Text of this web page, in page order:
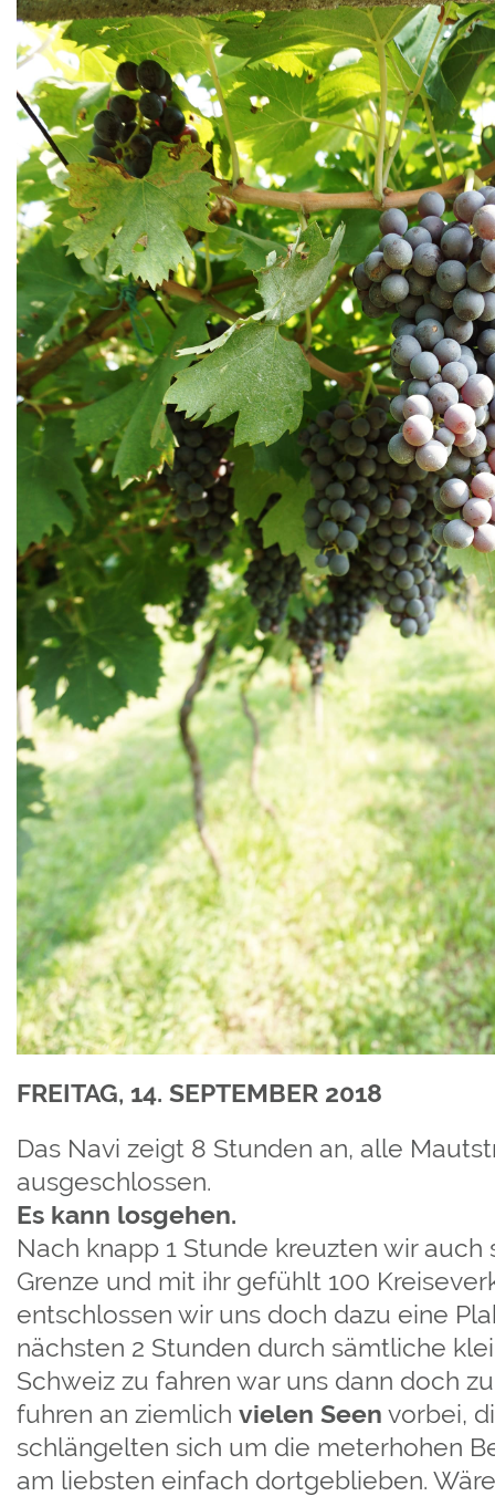
FREITAG, 14. SEPTEMBER 2018
Das Navi zeigt 8 Stunden an, alle
ausgeschlossen.
Es kann losgehen.
Nach knapp 1 Stunde kreuzten wir auch
Grenze und mit ihr gefühlt 100
entschlossen wir uns doch dazu eine
nächsten 2 Stunden durch sämtliche
Schweiz zu fahren war uns dann doch
fuhren an ziemlich vielen Seen vorbei,
schlängelten sich um die meterhohen
am liebsten einfach dortgeblieben.